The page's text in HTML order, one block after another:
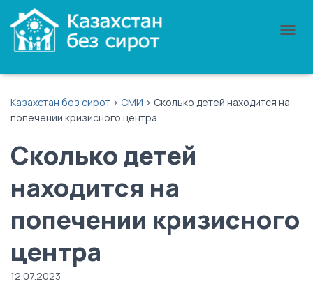
Л
В
И
Казахстан без сирот > СМИ > Сколько детей находится на
попечении кризисного центра
Сколько детей
находится на
попечении кризисного
центра
12.07.2023